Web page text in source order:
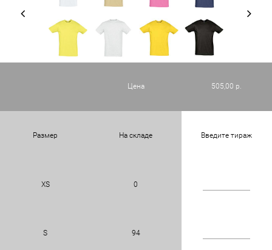
Цена 505,00 р.
Размер На складе Введите тираж
XS 0
S 94